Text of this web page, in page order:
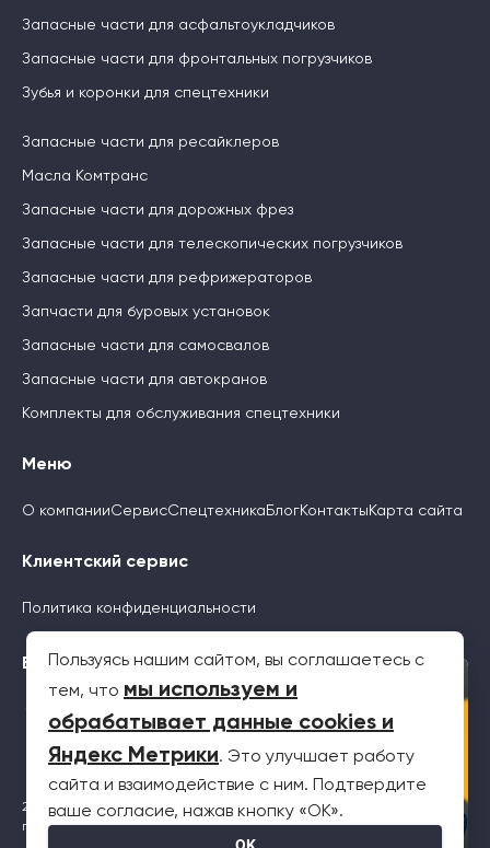
Запасные части для асфальтоукладчиков
Запасные части для фронтальных погрузчиков
Зубья и коронки для спецтехники
Запасные части для ресайклеров
Масла Комтранс
Запасные части для дорожных фрез
Запасные части для телескопических погрузчиков
Запасные части для рефрижераторов
Запчасти для буровых установок
Запасные части для самосвалов
Запасные части для автокранов
Комплекты для обслуживания спецтехники
Меню
О компанииСервисСпецтехника БлогКонтакты Карта сайта
Клиентский сервис
Политика конфиденциальности
Будьте с нами
2026 © Все права защищены. Информация на сайте не является
публичной офертой
Пользуясь нашим сайтом, вы соглашаетесь с
тем, что мы используем и
обрабатывает данные cookies и
Яндекс Метрики. Это улучшает работу
сайта и взаимодействие с ним. Подтвердите
ваше согласие, нажав кнопку «OK».